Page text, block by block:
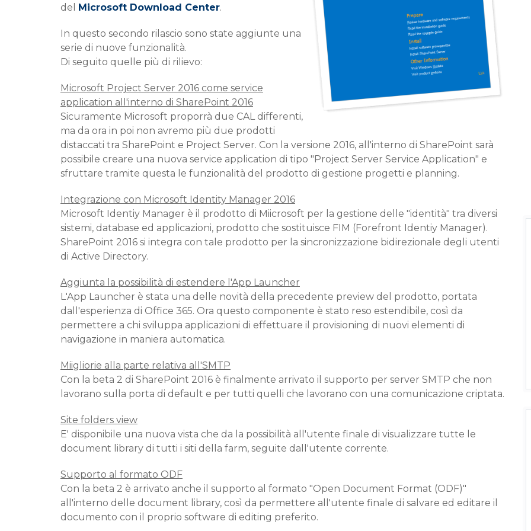
del Microsoft Download Center.
In questo secondo rilascio sono state aggiunte una
serie di nuove funzionalità.
Di seguito quelle più di rilievo:
Microsoft Project Server 2016 come service
application all'interno di SharePoint 2016
Sicuramente Microsoft proporrà due CAL differenti,
ma da ora in poi non avremo più due prodotti
distaccati tra SharePoint e Project Server. Con la versione 2016, all'interno di SharePoint sarà
possibile creare una nuova service application di tipo "Project Server Service Application" e
sfruttare tramite questa le funzionalità del prodotto di gestione progetti e planning.
Integrazione con Microsoft Identity Manager 2016
Microsoft Identiy Manager è il prodotto di Miicrosoft per la gestione delle "identità" tra diversi
sistemi, database ed applicazioni, prodotto che sostituisce FIM (Forefront Identiy Manager).
SharePoint 2016 si integra con tale prodotto per la sincronizzazione bidirezionale degli utenti
di Active Directory.
Aggiunta la possibilità di estendere l'App Launcher
L'App Launcher è stata una delle novità della precedente preview del prodotto, portata
dall'esperienza di Office 365. Ora questo componente è stato reso estendibile, così da
permettere a chi sviluppa applicazioni di effettuare il provisioning di nuovi elementi di
navigazione in maniera automatica.
Miigliorie alla parte relativa all'SMTP
Con la beta 2 di SharePoint 2016 è finalmente arrivato il supporto per server SMTP che non
lavorano sulla porta di default e per tutti quelli che lavorano con una comunicazione criptata.
Site folders view
E' disponibile una nuova vista che da la possibilità all'utente finale di visualizzare tutte le
document library di tutti i siti della farm, seguite dall'utente corrente.
Supporto al formato ODF
Con la beta 2 è arrivato anche il supporto al formato "Open Document Format (ODF)"
all'interno delle document library, così da permettere all'utente finale di salvare ed editare il
documento con il proprio software di editing preferito.